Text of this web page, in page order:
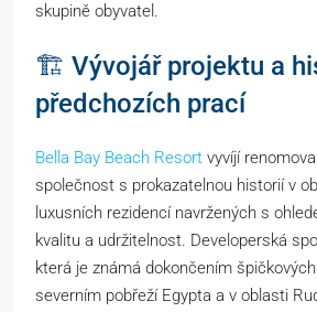
skupině obyvatel.
🏗️ Vývojář projektu a
předchozích prací
Bella Bay Beach Resort vyvíjí
společnost s prokazatelnou historií v
luxusních rezidencí navržených s
kvalitu a udržitelnost. Developerská
která je známá dokončením
severním pobřeží Egypta a v oblasti